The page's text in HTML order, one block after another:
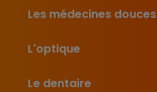
Les médecines douces
L'optique
Le dentaire